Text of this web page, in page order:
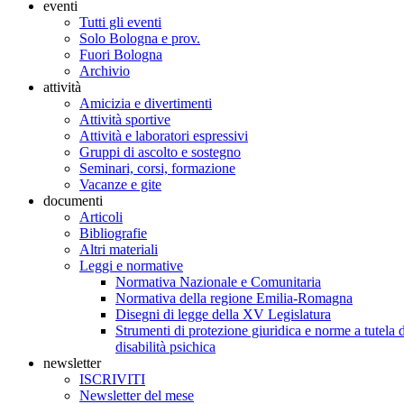
eventi
Tutti gli eventi
Solo Bologna e prov.
Fuori Bologna
Archivio
attività
Amicizia e divertimenti
Attività sportive
Attività e laboratori espressivi
Gruppi di ascolto e sostegno
Seminari, corsi, formazione
Vacanze e gite
documenti
Articoli
Bibliografie
Altri materiali
Leggi e normative
Normativa Nazionale e Comunitaria
Normativa della regione Emilia-Romagna
Disegni di legge della XV Legislatura
Strumenti di protezione giuridica e norme a tutela
disabilità psichica
newsletter
ISCRIVITI
Newsletter del mese